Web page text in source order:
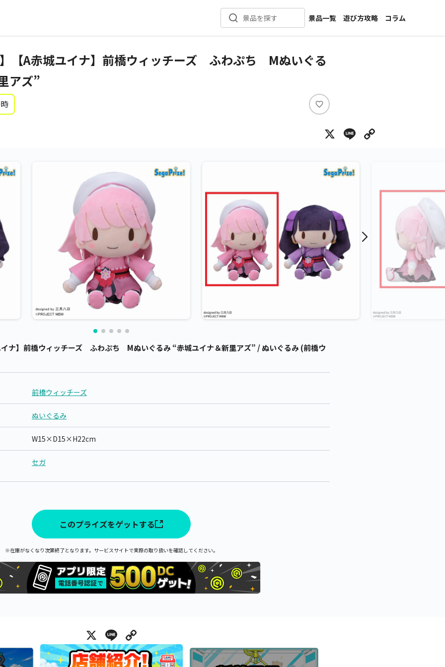
景品を探す
景品一覧
新着景品
カテゴリ一覧
遊び方攻略
コラム
インタビュー
【A赤城ユイナ】前橋ウィッチーズ ふわぷち Mぬいぐる
アズ”
い
ね
X Line
ナ】前橋ウィッチーズ ふわぷち Mぬいぐるみ “赤城ユイナ＆新里アズ” / ぬいぐるみ (前橋ウ
前橋ウィッチーズ
ぬいぐるみ
W15×D15×H22cm
セガ
このプライズをゲットする
※在庫がなくなり次第終了となります。サービスサイトで実際の取り扱いを確認してください。
X Line